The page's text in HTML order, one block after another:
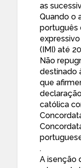
as
Quando o
português
(IMI) até
Não
destinado
que
católica
.
A isenção